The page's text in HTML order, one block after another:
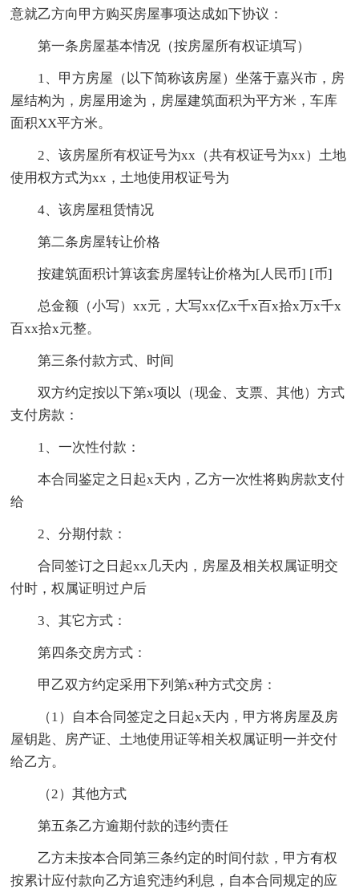
意就乙方向甲方购买房屋事项达成如下协议：
第一条房屋基本情况（按房屋所有权证填写）
1、甲方房屋（以下简称该房屋）坐落于嘉兴市，房
屋结构为，房屋用途为，房屋建筑面积为平方米，车库
面积XX平方米。
2、该房屋所有权证号为xx（共有权证号为xx）土地
使用权方式为xx，土地使用权证号为
4、该房屋租赁情况
第二条房屋转让价格
按建筑面积计算该套房屋转让价格为[人民币] [币]
总金额（小写）xx元，大写xx亿x千x百x拾x万x千x
百xx拾x元整。
第三条付款方式、时间
双方约定按以下第x项以（现金、支票、其他）方式
支付房款：
1、一次性付款：
本合同鉴定之日起x天内，乙方一次性将购房款支付
给
2、分期付款：
合同签订之日起xx几天内，房屋及相关权属证明交
付时，权属证明过户后
3、其它方式：
第四条交房方式：
甲乙双方约定采用下列第x种方式交房：
（1）自本合同签定之日起x天内，甲方将房屋及房
屋钥匙、房产证、土地使用证等相关权属证明一并交付
给乙方。
（2）其他方式
第五条乙方逾期付款的违约责任
乙方未按本合同第三条约定的时间付款，甲方有权
按累计应付款向乙方追究违约利息，自本合同规定的应